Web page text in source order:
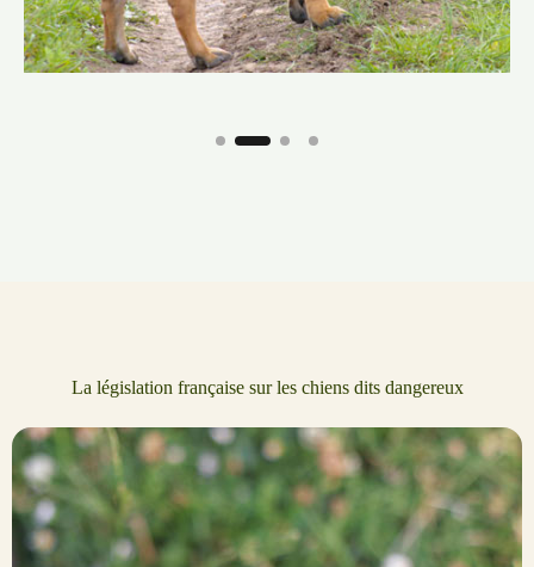
La législation française sur les chiens dits dangereux